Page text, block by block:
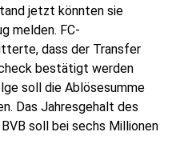
jetzt könnten sie
melden. FC-
dass der Transfer
bestätigt werden
soll die Ablösesumme
Das Jahresgehalt des
soll bei sechs Millionen